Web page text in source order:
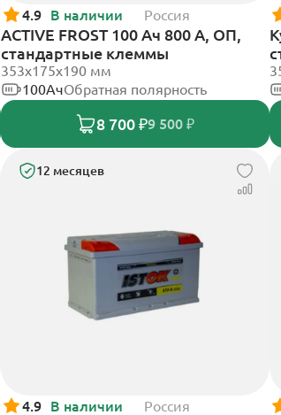
4.9 В наличии Россия
ACTIVE FROST 100 Ач 800 А, ОП,
стандартные клеммы
353х175х190 мм
100АчОбратная полярность
8 700 ₽9 500 ₽
12 месяцев
4.9 В наличии Россия